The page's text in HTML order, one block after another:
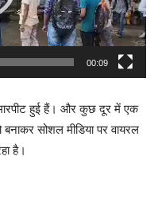
00:09
मारपीट हुई हैं। और कुछ दूर में एक
बनाकर सोशल मीडिया पर वायरल
है।